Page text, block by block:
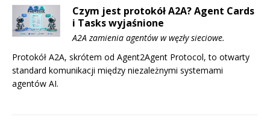
Czym jest protokół A2A? Agent Cards
i Tasks wyjaśnione
A2A zamienia agentów w węzły sieciowe.
Protokół A2A, skrótem od Agent2Agent Protocol, to otwarty
standard komunikacji między niezależnymi systemami
agentów AI.